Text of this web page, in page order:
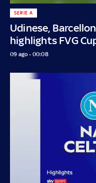
Udinese,
highlights FVG
SERIE A
09 ago - 00:08